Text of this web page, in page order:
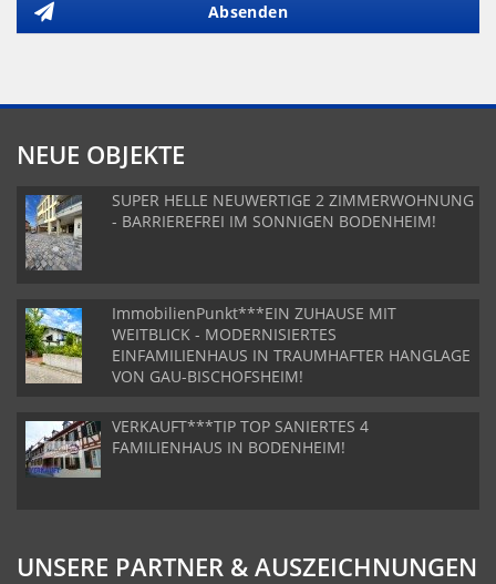
Absenden
NEUE OBJEKTE
SUPER HELLE NEUWERTIGE 2 ZIMMERWOHNUNG
- BARRIEREFREI IM SONNIGEN BODENHEIM!
ImmobilienPunkt***EIN ZUHAUSE MIT
WEITBLICK - MODERNISIERTES
EINFAMILIENHAUS IN TRAUMHAFTER HANGLAGE
VON GAU-BISCHOFSHEIM!
VERKAUFT***TIP TOP SANIERTES 4
FAMILIENHAUS IN BODENHEIM!
UNSERE PARTNER & AUSZEICHNUNGEN